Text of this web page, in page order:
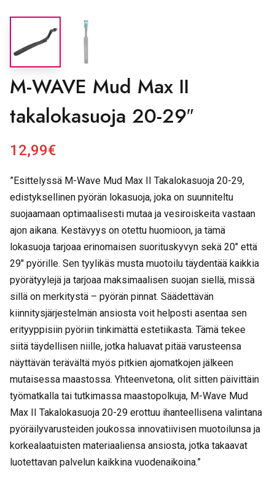
M-WAVE Mud Max II
takalokasuoja 20-29″
12,99€
”Esittelyssä M-Wave Mud Max II Takalokasuoja 20-29,
edistyksellinen pyörän lokasuoja, joka on suunniteltu
suojaamaan optimaalisesti mutaa ja vesiroiskeita vastaan
ajon aikana. Kestävyys on otettu huomioon, ja tämä
lokasuoja tarjoaa erinomaisen suorituskyvyn sekä 20″ että
29″ pyörille. Sen tyylikäs musta muotoilu täydentää kaikkia
pyörätyylejä ja tarjoaa maksimaalisen suojan siellä, missä
sillä on merkitystä – pyörän pinnat. Säädettävän
kiinnitysjärjestelmän ansiosta voit helposti asentaa sen
erityyppisiin pyöriin tinkimättä estetiikasta. Tämä tekee
siitä täydellisen niille, jotka haluavat pitää varusteensa
näyttävän terävältä myös pitkien ajomatkojen jälkeen
mutaisessa maastossa. Yhteenvetona, olit sitten päivittäin
työmatkalla tai tutkimassa maastopolkuja, M-Wave Mud
Max II Takalokasuoja 20-29 erottuu ihanteellisena valintana
pyöräilyvarusteiden joukossa innovatiivisen muotoilunsa ja
korkealaatuisten materiaaliensa ansiosta, jotka takaavat
luotettavan palvelun kaikkina vuodenaikoina.”